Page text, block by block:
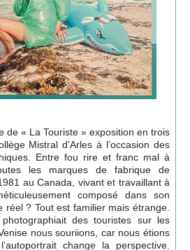
Cousinages
de « La Touriste » exposition en trois
Mistral d’Arles à l’occasion des
Entre fou rire et franc mal à
les marques de fabrique de
au Canada, vivant et travaillant à
composé dans son
réel ? Tout est familier mais étrange.
des touristes sur les
nous souriions, car nous étions
change la perspective.